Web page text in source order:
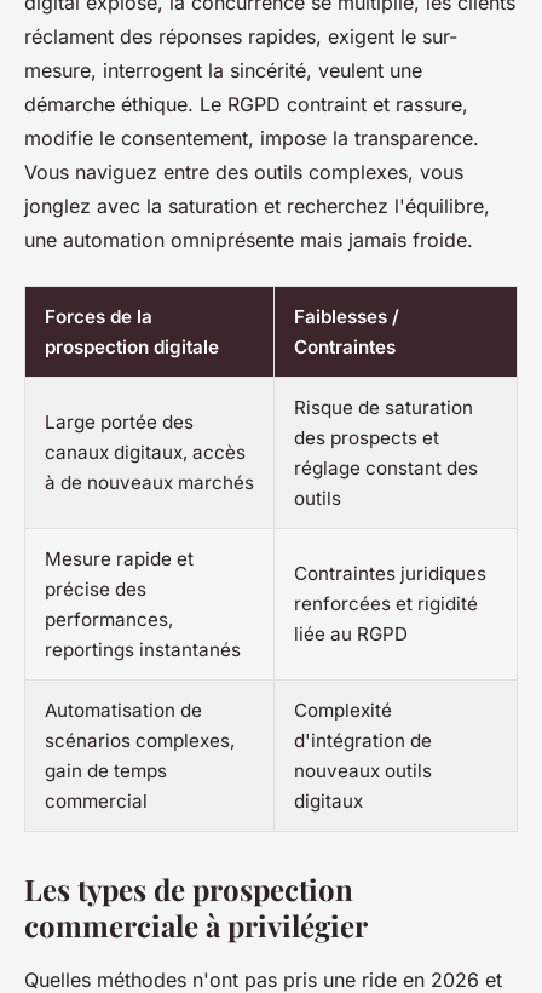
réclament des réponses rapides, exigent le sur-
mesure, interrogent la sincérité, veulent une
démarche éthique. Le RGPD contraint et rassure,
modifie le consentement, impose la transparence.
Vous naviguez entre des outils complexes, vous
jonglez avec la saturation et recherchez l'équilibre,
une automation omniprésente mais jamais froide.
Forces de la
prospection digitale
Faiblesses /
Contraintes
Large portée des
canaux digitaux, accès
à de nouveaux marchés
Risque de saturation
des prospects et
réglage constant des
outils
Mesure rapide et
précise des
performances,
reportings instantanés
Contraintes juridiques
renforcées et rigidité
liée au RGPD
Automatisation de
scénarios complexes,
gain de temps
commercial
Complexité
d'intégration de
nouveaux outils
digitaux
Les types de prospection
commerciale à privilégier
Quelles méthodes n'ont pas pris une ride en 2026 et